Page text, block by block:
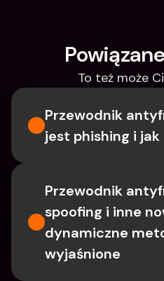
To też może
Przewodnik
jest phishing i
Przewodnik
spoofing i inne
dynamiczne
wyjaśnione